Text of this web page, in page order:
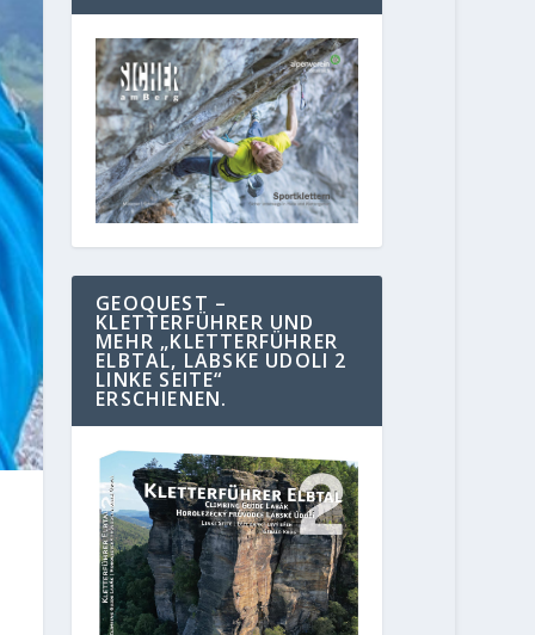
GEOQUEST –
KLETTERFÜHRER UND
MEHR „KLETTERFÜHRER
ELBTAL, LABSKE UDOLI 2
LINKE SEITE“
ERSCHIENEN.